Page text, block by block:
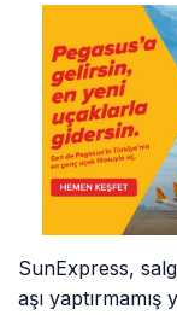
SunExpress,
aşı